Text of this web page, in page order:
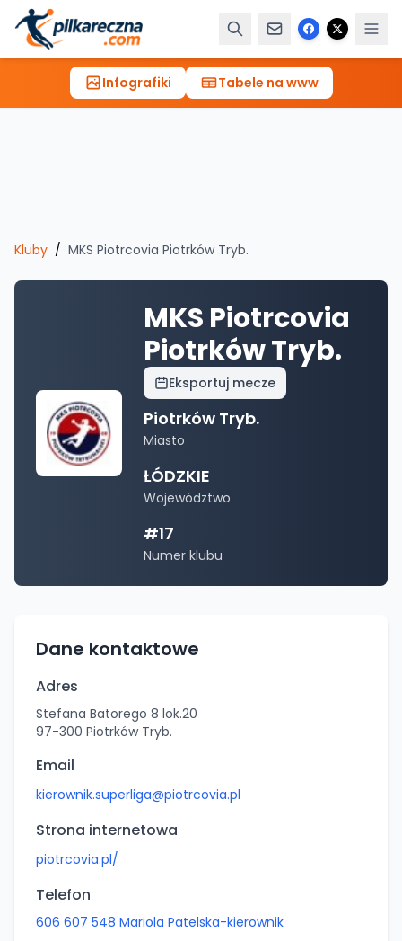
Infografiki Tabele na www
Kluby / MKS Piotrcovia Piotrków Tryb.
MKS Piotrcovia
Piotrków Tryb.
Eksportuj mecze
Piotrków Tryb.
Miasto
ŁÓDZKIE
Województwo
#17
Numer klubu
Dane kontaktowe
Adres
Stefana Batorego 8 lok.20
97-300 Piotrków Tryb.
Email
kierownik.superliga@piotrcovia.pl
Strona internetowa
piotrcovia.pl/
Telefon
606 607 548 Mariola Patelska-kierownik